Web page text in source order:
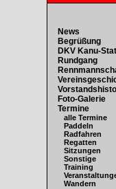
News
Begrüßung
DKV Kanu-
Rundgang
Foto-Galerie
Termine
alle Termine
Paddeln
Radfahren
Regatten
Sitzungen
Sonstige
Training
Wandern